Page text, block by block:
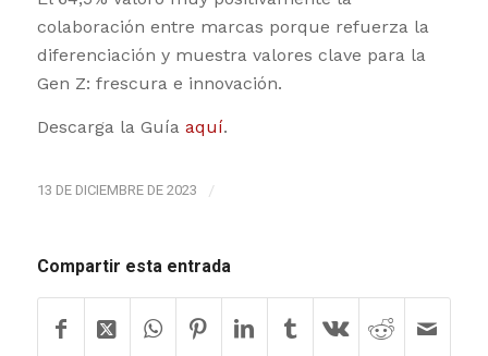
colaboración entre marcas porque refuerza la
diferenciación y muestra valores clave para la
Gen Z: frescura e innovación.
Descarga la Guía aquí.
13 DE DICIEMBRE DE 2023 /
Compartir esta entrada